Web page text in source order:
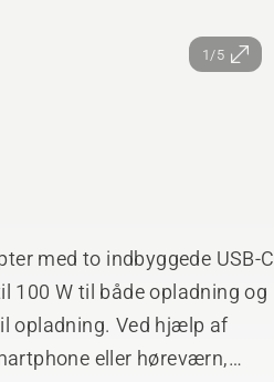
1/5
med to indbyggede USB-C
100 W til både opladning og
opladning. Ved hjælp af
eller høreværn,